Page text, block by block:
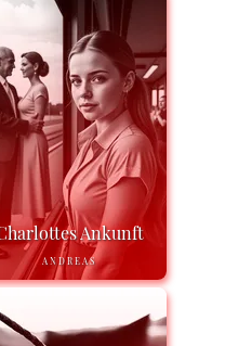
Ankunft
ANDREAS